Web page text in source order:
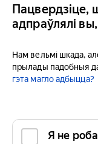
Пацвердзіце,
адпраўлялі
Нам вельмі шкада,
прылады падобныя
гэта магло адбыцца?
Я не